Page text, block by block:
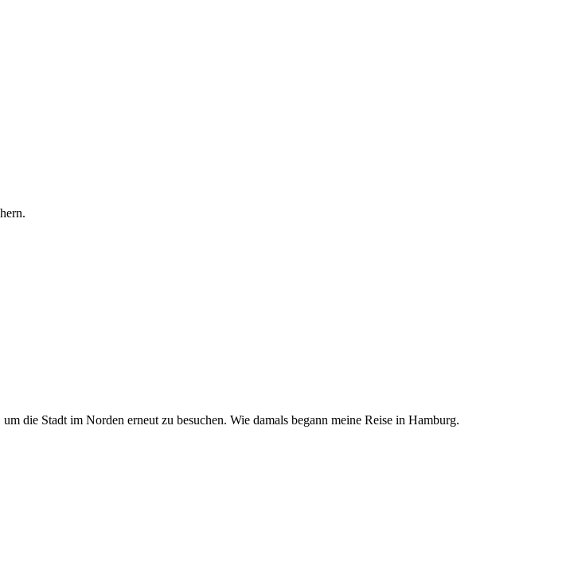
die Stadt im Norden erneut zu besuchen. Wie damals begann meine Reise in Hamburg.